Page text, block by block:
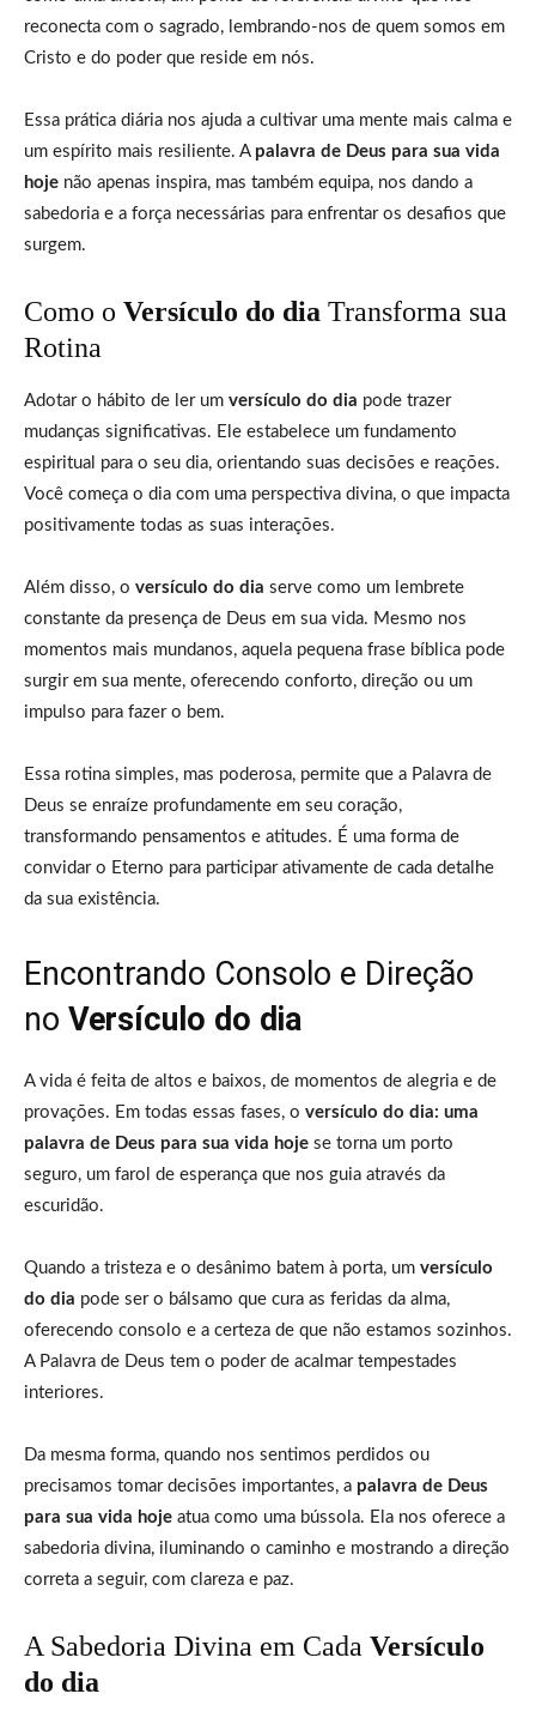
reconecta com o sagrado, lembrando-nos de quem somos em
Cristo e do poder que reside em nós.
Essa prática diária nos ajuda a cultivar uma mente mais calma e
um espírito mais resiliente. A palavra de Deus para sua vida
hoje não apenas inspira, mas também equipa, nos dando a
sabedoria e a força necessárias para enfrentar os desafios que
surgem.
Como o Versículo do dia Transforma sua
Rotina
Adotar o hábito de ler um versículo do dia pode trazer
mudanças significativas. Ele estabelece um fundamento
espiritual para o seu dia, orientando suas decisões e reações.
Você começa o dia com uma perspectiva divina, o que impacta
positivamente todas as suas interações.
Além disso, o versículo do dia serve como um lembrete
constante da presença de Deus em sua vida. Mesmo nos
momentos mais mundanos, aquela pequena frase bíblica pode
surgir em sua mente, oferecendo conforto, direção ou um
impulso para fazer o bem.
Essa rotina simples, mas poderosa, permite que a Palavra de
Deus se enraíze profundamente em seu coração,
transformando pensamentos e atitudes. É uma forma de
convidar o Eterno para participar ativamente de cada detalhe
da sua existência.
Encontrando Consolo e Direção
no Versículo do dia
A vida é feita de altos e baixos, de momentos de alegria e de
provações. Em todas essas fases, o versículo do dia: uma
palavra de Deus para sua vida hoje se torna um porto
seguro, um farol de esperança que nos guia através da
escuridão.
Quando a tristeza e o desânimo batem à porta, um versículo
do dia pode ser o bálsamo que cura as feridas da alma,
oferecendo consolo e a certeza de que não estamos sozinhos.
A Palavra de Deus tem o poder de acalmar tempestades
interiores.
Da mesma forma, quando nos sentimos perdidos ou
precisamos tomar decisões importantes, a palavra de Deus
para sua vida hoje atua como uma bússola. Ela nos oferece a
sabedoria divina, iluminando o caminho e mostrando a direção
correta a seguir, com clareza e paz.
A Sabedoria Divina em Cada Versículo
do dia